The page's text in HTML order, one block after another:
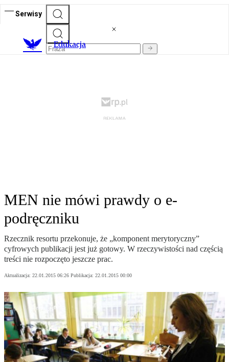
Serwisy
Edukacja
MEN nie mówi prawdy o e-
podręczniku
Rzecznik resortu przekonuje, że „komponent merytoryczny”
cyfrowych publikacji jest już gotowy. W rzeczywistości nad częścią
treści nie rozpoczęto jeszcze prac.
Aktualizacja: 22.01.2015 06:26 Publikacja: 22.01.2015 00:00